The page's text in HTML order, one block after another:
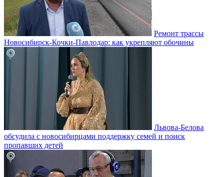
Ремонт трассы
Новосибирск-Кочки-Павлодар: как укрепляют обочины
Львова-Белова
обсудила с новосибирцами поддержку семей и поиск
пропавших детей